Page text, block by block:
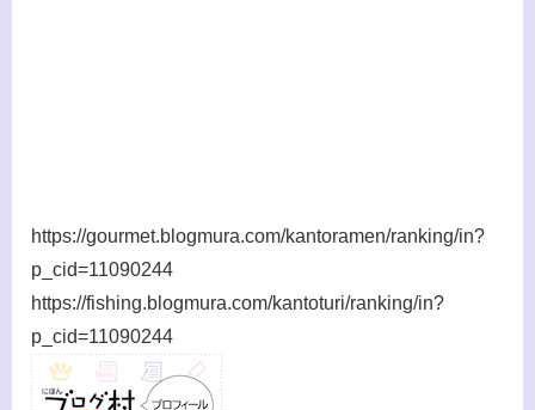
https://gourmet.blogmura.com/kantoramen/ranking/in?
p_cid=11090244
https://fishing.blogmura.com/kantoturi/ranking/in?
p_cid=11090244